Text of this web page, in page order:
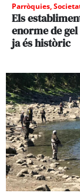
Parròquies,
Els
enorme de
ja és històric